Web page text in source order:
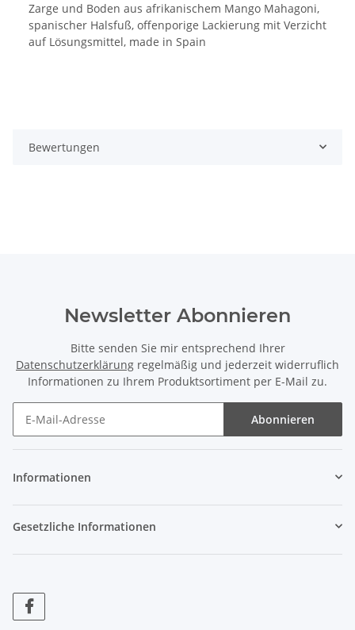
Zarge und Boden aus afrikanischem Mango Mahagoni,
spanischer Halsfuß, offenporige Lackierung mit Verzicht
auf Lösungsmittel, made in Spain
Bewertungen
Newsletter Abonnieren
Bitte senden Sie mir entsprechend Ihrer
Datenschutzerklärung regelmäßig und jederzeit widerruflich
Informationen zu Ihrem Produktsortiment per E-Mail zu.
Abonnieren
Informationen
Gesetzliche Informationen